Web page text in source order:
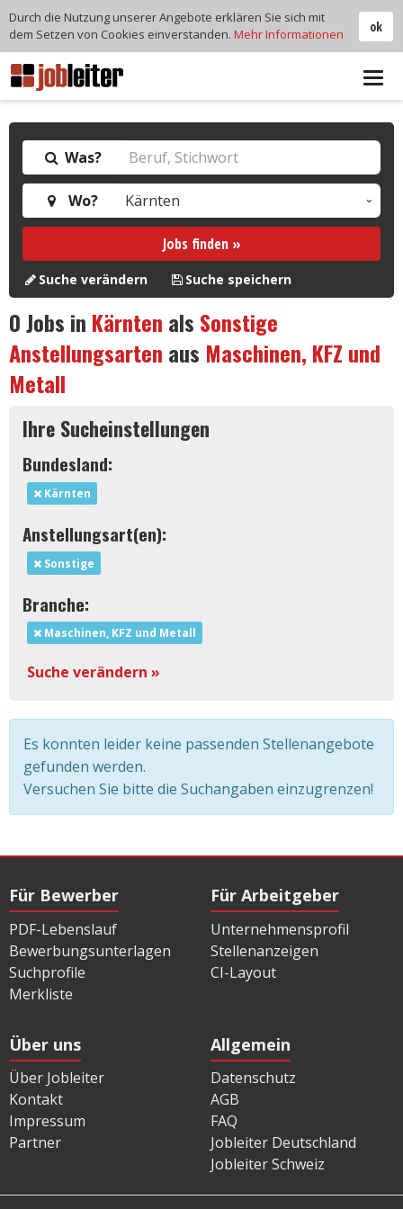
Was?
Wo?
Jobs finden »
Suche verändern Suche speichern
0Jobs in Kärnten als Sonstige
Anstellungsarten aus Maschinen, KFZ und
Metall
Ihre Sucheinstellungen
Bundesland:
Kärnten
Anstellungsart(en):
Sonstige
Branche:
Maschinen, KFZ und Metall
Suche verändern »
Es konnten leider keine passenden Stellenangebote
gefunden werden.
Versuchen Sie bitte die Suchangaben einzugrenzen!
Für Bewerber
PDF-Lebenslauf
Bewerbungsunterlagen
Suchprofile
Merkliste
Für Arbeitgeber
Unternehmensprofil
Stellenanzeigen
CI-Layout
Über uns
Über Jobleiter
Kontakt
Impressum
Partner
Allgemein
Datenschutz
AGB
FAQ
Jobleiter Deutschland
Jobleiter Schweiz
ok
Durch die Nutzung unserer Angebote erklären Sie sich mit
dem Setzen von Cookies einverstanden. Mehr Informationen